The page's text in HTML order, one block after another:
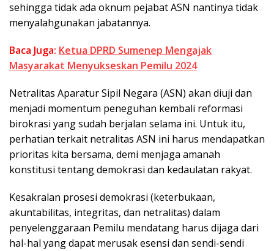
sehingga tidak ada oknum pejabat ASN nantinya tidak
menyalahgunakan jabatannya.
Baca Juga: Ketua DPRD Sumenep Mengajak
Masyarakat Menyukseskan Pemilu 2024
Netralitas Aparatur Sipil Negara (ASN) akan diuji dan
menjadi momentum peneguhan kembali reformasi
birokrasi yang sudah berjalan selama ini. Untuk itu,
perhatian terkait netralitas ASN ini harus mendapatkan
prioritas kita bersama, demi menjaga amanah
konstitusi tentang demokrasi dan kedaulatan rakyat.
Kesakralan prosesi demokrasi (keterbukaan,
akuntabilitas, integritas, dan netralitas) dalam
penyelenggaraan Pemilu mendatang harus dijaga dari
hal-hal yang dapat merusak esensi dan sendi-sendi